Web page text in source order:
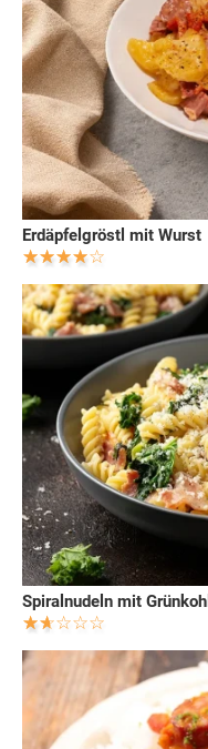
Erdäpfelgröstl mit Wurst
Spiralnudeln mit Grünkohl